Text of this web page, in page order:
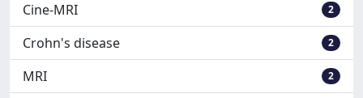
Cine-MRI 2
Crohn's disease 2
MRI 2